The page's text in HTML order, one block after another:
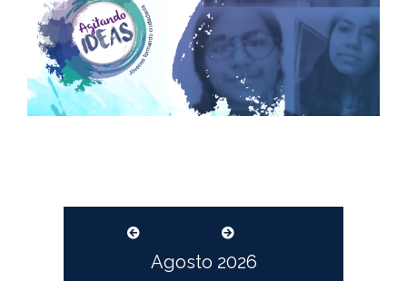
Agosto 2026